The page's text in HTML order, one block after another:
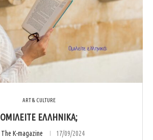
ART & CULTURE
ΟΜΙΛΕΙΤΕ ΕΛΛΗΝΙΚΑ;
The K-magazine 17/09/2024